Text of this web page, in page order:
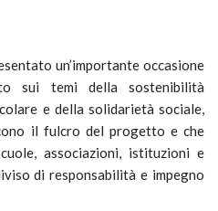
un’importante occasione
sui temi della sostenibilità
e della solidarietà sociale,
il fulcro del progetto e che
associazioni, istituzioni e
di responsabilità e impegno